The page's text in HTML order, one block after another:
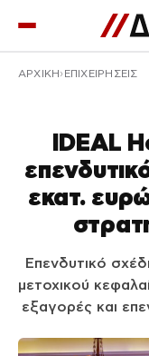
ΑΡΧΙΚΉ ΕΠΙΧΕΙΡΗΣΕΙΣ
IDEAL
εκατ.
Επενδυτικό
μετοχικού
εξαγορές και